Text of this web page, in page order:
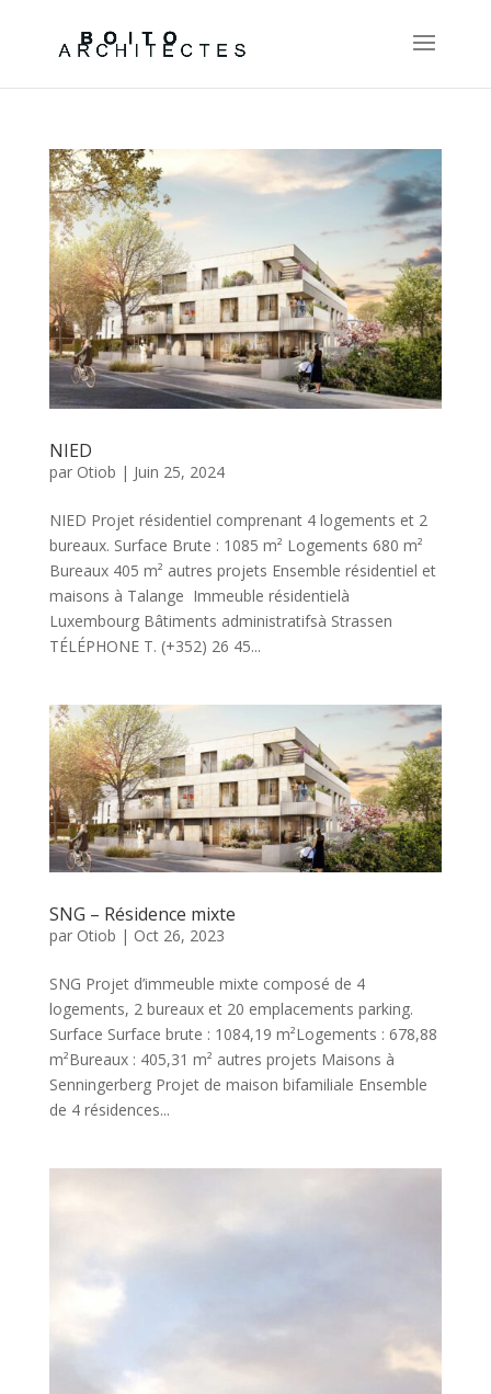
NIED
par Otiob | Juin 25, 2024
NIED Projet résidentiel comprenant 4 logements et 2
bureaux. Surface Brute : 1085 m² Logements 680 m²
Bureaux 405 m² autres projets Ensemble résidentiel et
maisons à Talange Immeuble résidentielà
Luxembourg Bâtiments administratifsà Strassen
TÉLÉPHONE T. (+352) 26 45...
SNG – Résidence mixte
par Otiob | Oct 26, 2023
SNG Projet d’immeuble mixte composé de 4
logements, 2 bureaux et 20 emplacements parking.
Surface Surface brute : 1084,19 m²Logements : 678,88
m²Bureaux : 405,31 m² autres projets Maisons à
Senningerberg Projet de maison bifamiliale Ensemble
de 4 résidences...